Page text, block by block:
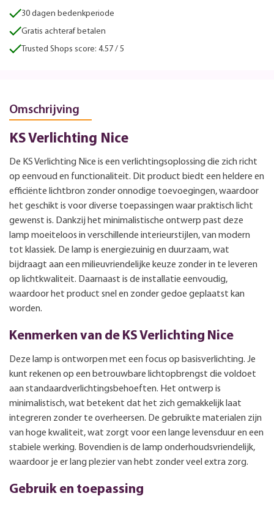
30 dagen bedenkperiode
Gratis achteraf betalen
Trusted Shops score: 4.57 / 5
Omschrijving
KS Verlichting Nice
De KS Verlichting Nice is een verlichtingsoplossing die zich richt
op eenvoud en functionaliteit. Dit product biedt een heldere en
efficiënte lichtbron zonder onnodige toevoegingen, waardoor
het geschikt is voor diverse toepassingen waar praktisch licht
gewenst is. Dankzij het minimalistische ontwerp past deze
lamp moeiteloos in verschillende interieurstijlen, van modern
tot klassiek. De lamp is energiezuinig en duurzaam, wat
bijdraagt aan een milieuvriendelijke keuze zonder in te leveren
op lichtkwaliteit. Daarnaast is de installatie eenvoudig,
waardoor het product snel en zonder gedoe geplaatst kan
worden.
Kenmerken van de KS Verlichting Nice
Deze lamp is ontworpen met een focus op basisverlichting. Je
kunt rekenen op een betrouwbare lichtopbrengst die voldoet
aan standaardverlichtingsbehoeften. Het ontwerp is
minimalistisch, wat betekent dat het zich gemakkelijk laat
integreren zonder te overheersen. De gebruikte materialen zijn
van hoge kwaliteit, wat zorgt voor een lange levensduur en een
stabiele werking. Bovendien is de lamp onderhoudsvriendelijk,
waardoor je er lang plezier van hebt zonder veel extra zorg.
Gebruik en toepassing